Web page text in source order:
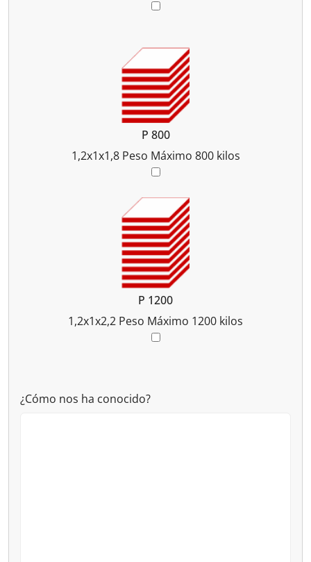
P 800
1,2x1x1,8 Peso Máximo 800 kilos
P 1200
1,2x1x2,2 Peso Máximo 1200 kilos
¿Cómo nos ha conocido?